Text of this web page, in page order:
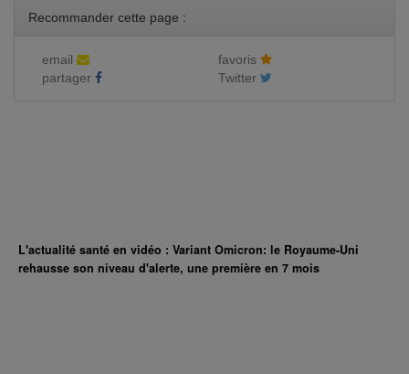
Recommander cette page :
email
favoris
partager
Twitter
L'actualité santé en vidéo : Variant Omicron: le Royaume-Uni
rehausse son niveau d'alerte, une première en 7 mois